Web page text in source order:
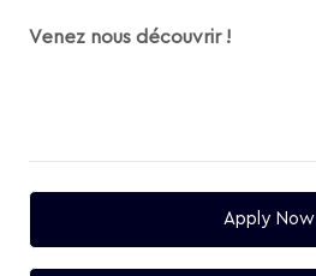
Venez nous découvrir !
Apply Now